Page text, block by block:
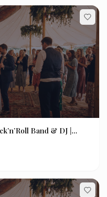
Band & DJ |
Rhythm Sophie,